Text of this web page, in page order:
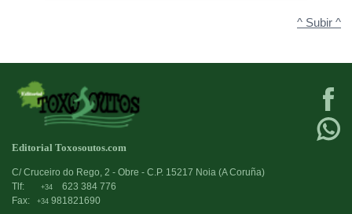
^ Subir ^
Editorial Toxosoutos.com
C/ Cruceiro do Rego, 2 - Obre - C.P. 15217 Noia (A Coruña)
Tlf:
+34
623 384 776
Fax:
+34 981821690